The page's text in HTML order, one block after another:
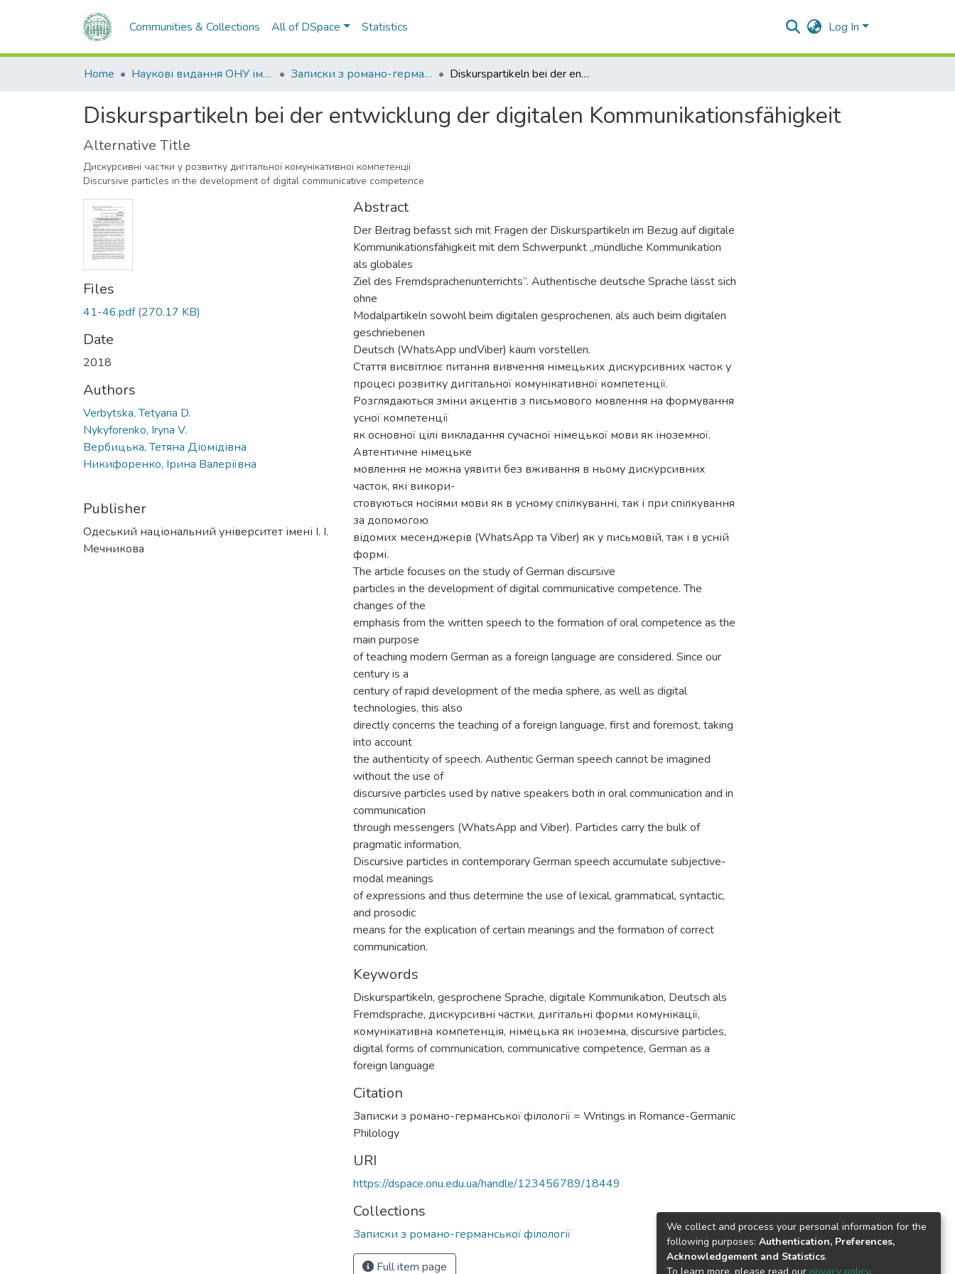
Communities & Collections All of DSpace Statistics Log In
Home Наукові видання ОНУ імені І. І. Мечникова Записки з романо-германської філології Diskurspartikeln bei der entwicklung der digitalen Kommunikationsfähigkeit
Diskurspartikeln bei der entwicklung der digitalen Kommunikationsfähigkeit
Alternative Title
Дискурсивні частки у розвитку дигітальної комунікативної компетенції
Discursive particles in the development of digital communicative competence
Files
41-46.pdf(270.17 KB)
Date
2018
Authors
Verbytska, Tetyana D.
Nykyforenko, Iryna V.
Вербицька, Тетяна Діомідівна
Никифоренко, Ірина Валеріївна
Publisher
Одеський національний університет імені І. І.
Мечникова
Abstract
Der Beitrag befasst sich mit Fragen der Diskurspartikeln im Bezug auf digitale
Kommunikationsfähigkeit mit dem Schwerpunkt „mündliche Kommunikation
als globales
Ziel des Fremdsprachenunterrichts“. Authentische deutsche Sprache lässt sich
ohne
Modalpartikeln sowohl beim digitalen gesprochenen, als auch beim digitalen
geschriebenen
Deutsch (WhatsApp undViber) kaum vorstellen.
Стаття висвітлює питання вивчення німецьких дискурсивних часток у
процесі розвитку дигітальної комунікативної компетенції.
Розглядаються зміни акцентів з письмового мовлення на формування
усної компетенції
як основної цілі викладання сучасної німецької мови як іноземної.
Автентичне німецьке
мовлення не можна уявити без вживання в ньому дискурсивних
часток, які викори-
стовуються носіями мови як в усному спілкуванні, так і при спілкування
за допомогою
відомих месенджерів (WhatsApp та Viber) як у письмовій, так і в усній
формі.
The article focuses on the study of German discursive
particles in the development of digital communicative competence. The
changes of the
emphasis from the written speech to the formation of oral competence as the
main purpose
of teaching modern German as a foreign language are considered. Since our
century is a
century of rapid development of the media sphere, as well as digital
technologies, this also
directly concerns the teaching of a foreign language, first and foremost, taking
into account
the authenticity of speech. Authentic German speech cannot be imagined
without the use of
discursive particles used by native speakers both in oral communication and in
communication
through messengers (WhatsApp and Viber). Particles carry the bulk of
pragmatic information,
Discursive particles in contemporary German speech accumulate subjective-
modal meanings
of expressions and thus determine the use of lexical, grammatical, syntactic,
and prosodic
means for the explication of certain meanings and the formation of correct
communication.
Keywords
Diskurspartikeln, gesprochene Sprache, digitale Kommunikation, Deutsch als
Fremdsprache, дискурсивні частки, дигітальні форми комунікації,
комунікативна компетенція, німецька як іноземна, discursive particles,
digital forms of communication, communicative competence, German as a
foreign language
Citation
Записки з романо-германської філології = Writings in Romance-Germanic
Philology
URI
https://dspace.onu.edu.ua/handle/123456789/18449
Collections
Записки з романо-германської філології
Full item page
We collect and process your personal information for the
following purposes: Authentication, Preferences,
Acknowledgement and Statistics.